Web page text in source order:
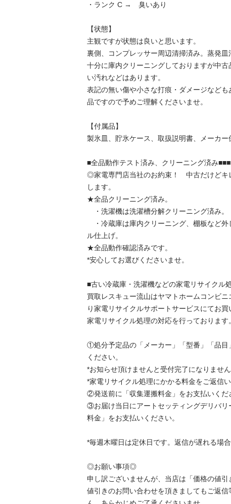
・ランク C →　臭いあり
【状態】
主観ですが状態は良いと思います。
裏側、コンプレッサー周辺清掃済み。蒸発皿
十分に庫内クリーニングしておりますが中
い汚れなどはあります。
表記の無い傷や小さな打痕・ダメージなど
品ですので予めご理解くださいませ。
【付属品】
製氷皿、貯氷ケース、取扱説明書、メーカー
■全品動作テスト済み、クリーニング済み
◎家電専門店当社のお約束！　中古だけどキ
します。
★全品クリーニング済み。
・洗濯機は洗濯槽分解クリーニング済み。
・冷蔵庫は庫内クリーニング、棚板など外
ル仕上げ。
★全品動作確認済みです。
*安心してお選びくださいませ。
■古い冷蔵庫・洗濯機などの家電リサイクル
買取レスキュー流山はヤマトホームコンビニ
り家電リサイクルサポートサービスにてお
家電リサイクル処理の対応を行っております。
①処分予定品の「メーカー」「型番」「品目
ください。
*お知らせ頂けませんと受付完了になりません
*家電リサイクル処理にかかる料金をご返信い
②発送前に「収集運搬料金」をお支払いくだ
③お届け当日にアートセッティングデリバリ
料金」をお支払いください。
*毎週木曜日は定休日です。返信が遅れる場合
◎お願い事項◎
申し訳ございませんが、当店は「価格の値引
値引きのお問い合わせを頂きましてもご返